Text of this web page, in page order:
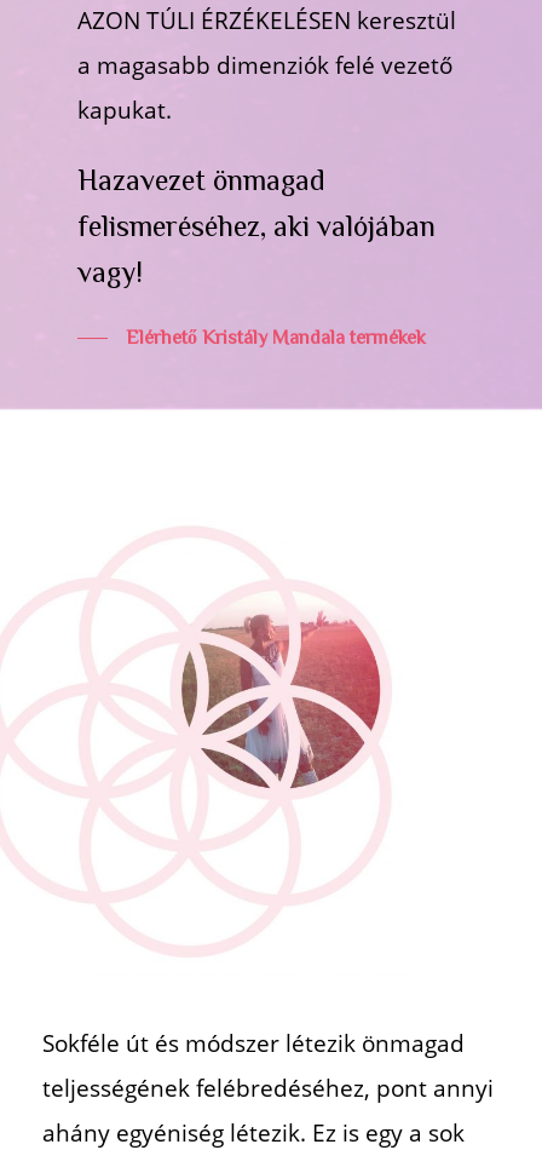
AZON TÚLI ÉRZÉKELÉSEN keresztül
a magasabb dimenziók felé vezető
kapukat.
Hazavezet önmagad
felismeréséhez, aki valójában
vagy!
Elérhető Kristály Mandala termékek
Sokféle út és módszer létezik önmagad
teljességénekfelébredéséhez, pont annyi
ahány egyéniség létezik. Ez is egy a sok